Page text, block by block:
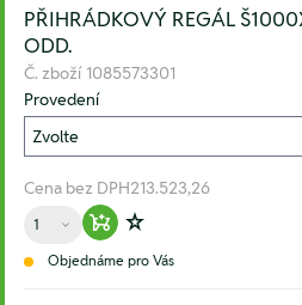
PŘIHRÁDKOVÝ REGÁL
ODD.
Č. zboží 1085573301
Provedení
Cena bez DPH213.523,26
Množství
Warenkorb hinzufügen
Zur Wunschliste
Objednáme pro Vás